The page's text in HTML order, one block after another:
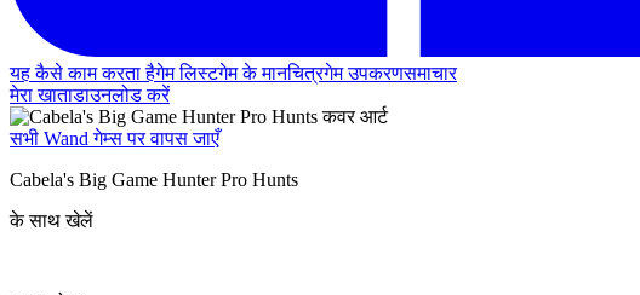
यह कैसे काम करता हैगेम लिस्टगेम के मानचित्रगेम उपकरणसमाचार
मेरा खाताडाउनलोड करें
सभी Wand गेम्स पर वापस जाएँ
Cabela's Big Game Hunter Pro Hunts
के साथ खेलें